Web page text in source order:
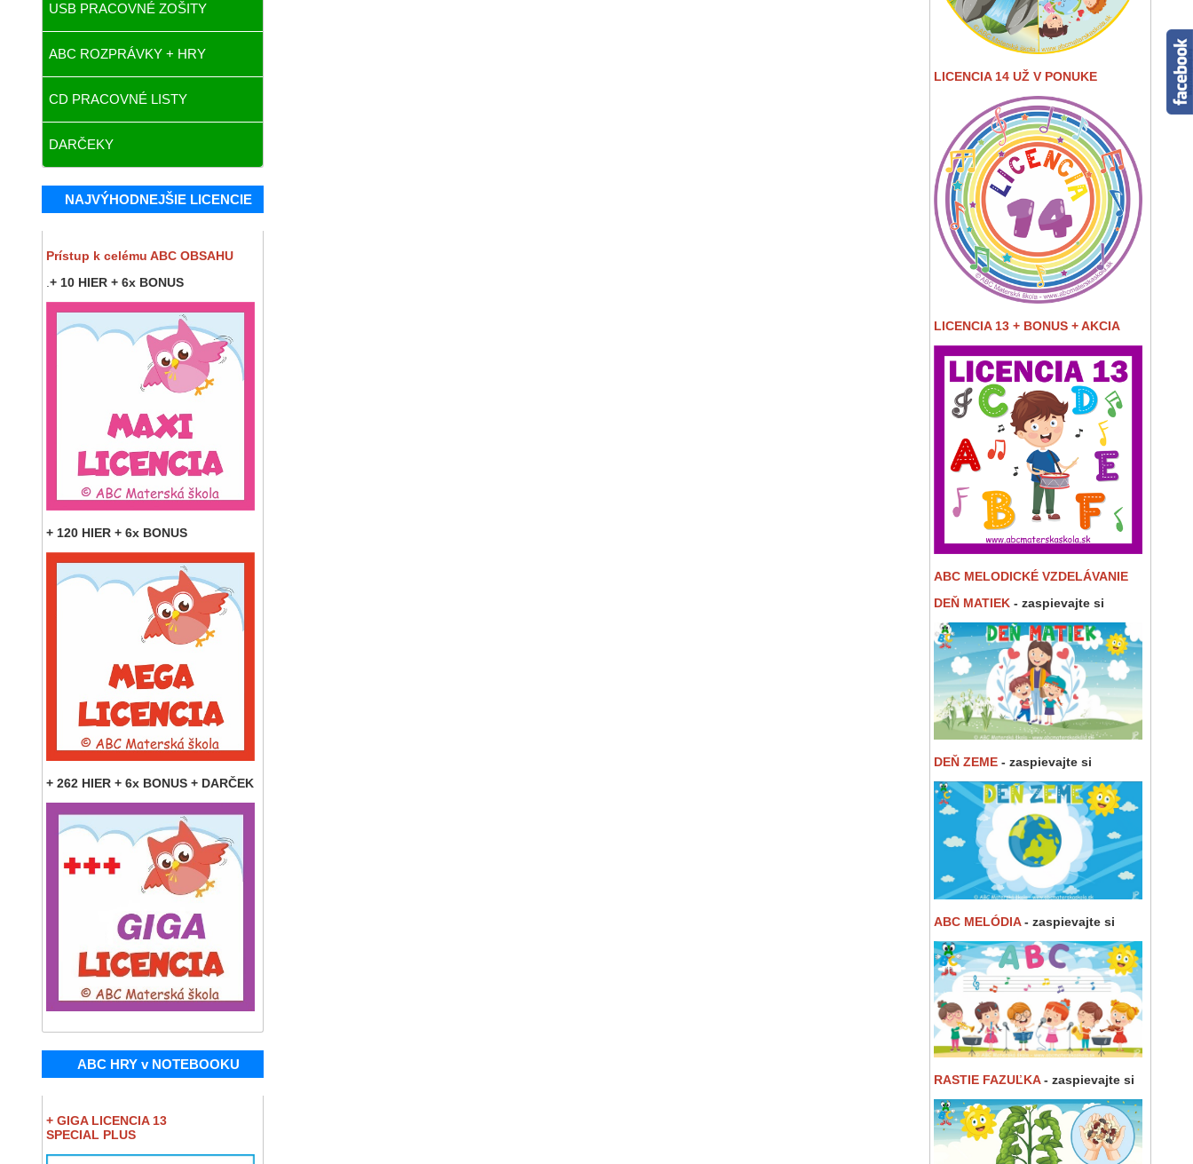
USB PRACOVNÉ ZOŠITY
ABC ROZPRÁVKY + HRY
CD PRACOVNÉ LISTY
DARČEKY
NAJVÝHODNEJŠIE LICENCIE
Prístup k celému ABC OBSAHU
+ 10 HIER + 6x BONUS
+ 120 HIER + 6x BONUS
+ 262 HIER + 6x BONUS + DARČEK
ABC HRY v NOTEBOOKU
+ GIGA LICENCIA 13
SPECIAL PLUS
LICENCIA 14 UŽ V PONUKE
LICENCIA 13 + BONUS + AKCIA
ABC MELODICKÉ VZDELÁVANIE
DEŇ MATIEK - zaspievajte si
DEŇ ZEME - zaspievajte si
ABC MELÓDIA- zaspievajte si
RASTIE FAZUĽKA- zaspievajte si